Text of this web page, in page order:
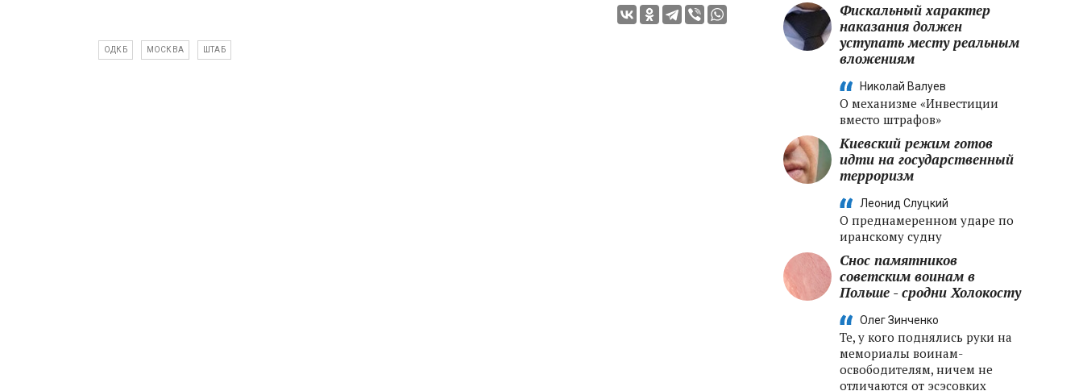
ОДКБ МОСКВА ШТАБ
Фискальный характер
наказания должен
уступать месту реальным
вложениям
Николай Валуев
О механизме «Инвестиции
вместо штрафов»
Киевский режим готов
идти на государственный
терроризм
Леонид Слуцкий
О преднамеренном ударе по
иранскому судну
Снос памятников
советским воинам в
Польше - сродни Холокосту
Олег Зинченко
Те, у кого поднялись руки на
мемориалы воинам-
освободителям, ничем не
отличаются от эсэсовких